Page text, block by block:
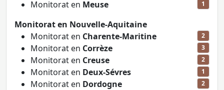
Monitorat en Meuse 1
Monitorat en Nouvelle-Aquitaine
Monitorat en Charente-Maritine 2
Monitorat en Corrèze 3
Monitorat en Creuse 2
Monitorat en Deux-Sévres 1
Monitorat en Dordogne 2